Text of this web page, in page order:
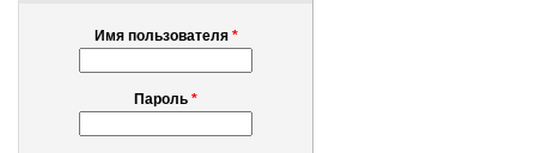
Имя пользователя *
Пароль *